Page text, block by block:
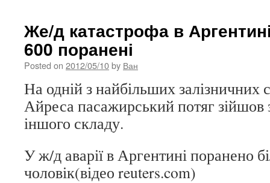
Же/д катастрофа в
600 поранені
Posted on 2012/05/10by Ван
На одній з найбільших залізничних
Айреса пасажирський потяг зійшов
іншого складу.
У ж/д аварії в Аргентині поранено
чоловік(відео reuters.com)